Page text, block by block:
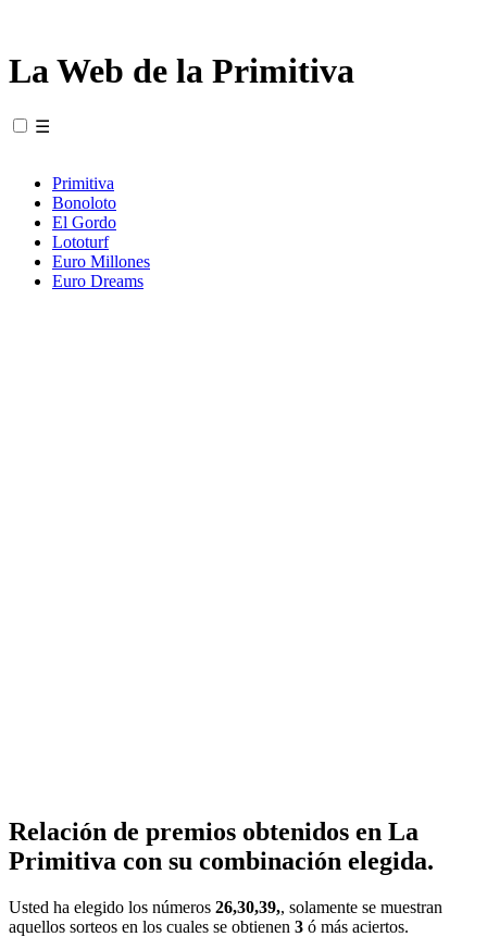
La Web de la Primitiva
☰
Primitiva
Bonoloto
El Gordo
Lototurf
Euro Millones
Euro Dreams
Relación de premios obtenidos en La
Primitiva con su combinación elegida.
Usted ha elegido los números 26,30,39,, solamente se muestran
aquellos sorteos en los cuales se obtienen 3 ó más aciertos.